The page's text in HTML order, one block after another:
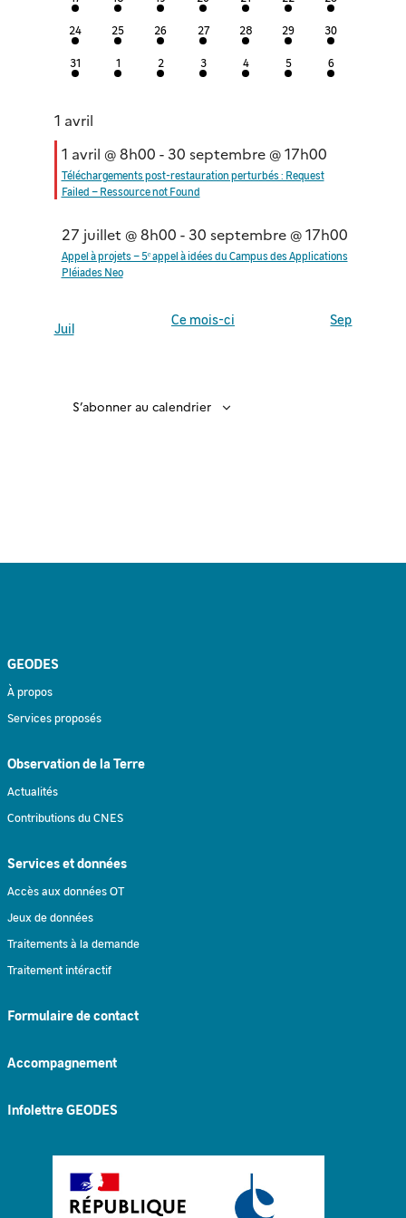
évènementsévènementsévènementsévènementsévènementsévènementsévènements
2
évènements
24
2
évènements
25
2
évènements
26
2
évènements
27
2
évènements
28
2
évènements
29
2
évènements
30
2
évènements
31
2
évènements
1
2
évènements
2
2
évènements
3
2
évènements
4
2
évènements
5
2
évènements
6
1 avril
1 avril @ 8h00 - 30 septembre @ 17h00
Téléchargements post-restauration perturbés : Request
Failed – Ressource not Found
27 juillet @ 8h00 - 30 septembre @ 17h00
Appel à projets – 5ᵉ appel à idées du Campus des Applications
Pléiades Neo
Juil Ce mois-ci Sep
S’abonner au calendrier
GEODES
À propos
Services proposés
Observation de la Terre
Actualités
Contributions du CNES
Services et données
Accès aux données OT
Jeux de données
Traitements à la demande
Traitement intéractif
Formulaire de contact
Accompagnement
Infolettre GEODES